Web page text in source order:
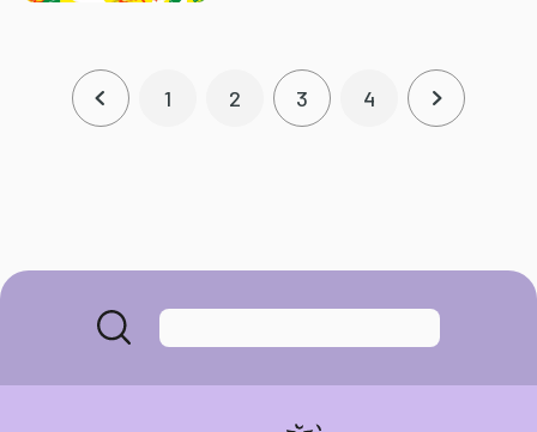
Pagination
Page précédente
Page
1 Page
2 Page courante
3 Page
4 Page